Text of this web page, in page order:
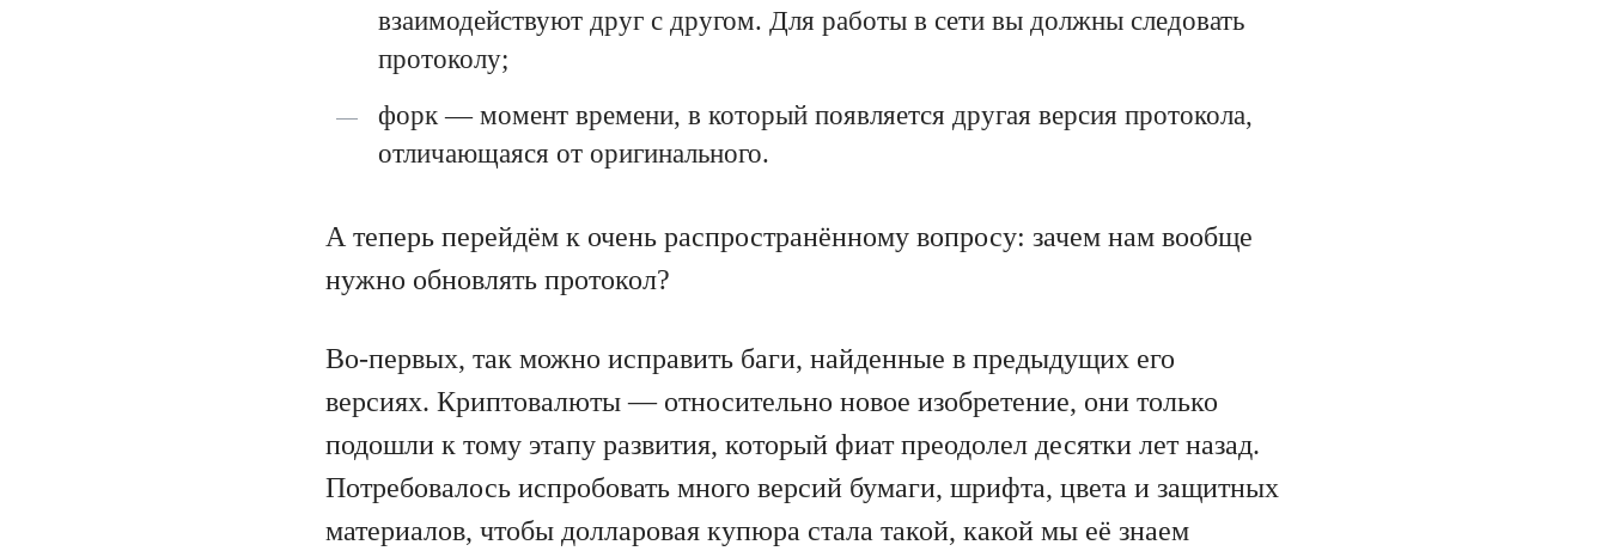
взаимодействуют друг с другом. Для работы в сети вы должны следовать
протоколу;
форк — момент времени, в который появляется другая версия протокола,
отличающаяся от оригинального.
А теперь перейдём к очень распространённому вопросу: зачем нам вообще
нужно обновлять протокол?
Во-первых, так можно исправить баги, найденные в предыдущих его
версиях. Криптовалюты — относительно новое изобретение, они только
подошли к тому этапу развития, который фиат преодолел десятки лет назад.
Потребовалось испробовать много версий бумаги, шрифта, цвета и защитных
материалов, чтобы долларовая купюра стала такой, какой мы её знаем